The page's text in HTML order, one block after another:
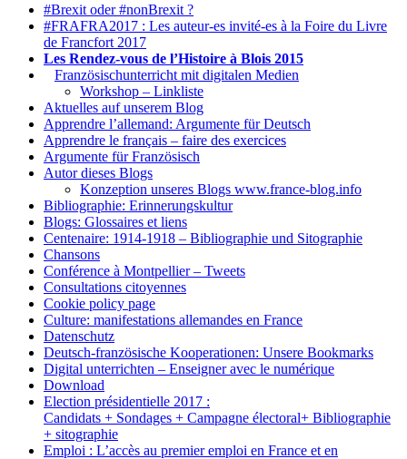
#Brexit oder #nonBrexit ?
#FRAFRA2017 : Les auteur-es invité-es à la Foire du Livre
de Francfort 2017
Les Rendez-vous de l’Histoire à Blois 2015
Französischunterricht mit digitalen Medien
Workshop – Linkliste
Aktuelles auf unserem Blog
Apprendre l’allemand: Argumente für Deutsch
Apprendre le français – faire des exercices
Argumente für Französisch
Autor dieses Blogs
Konzeption unseres Blogs www.france-blog.info
Bibliographie: Erinnerungskultur
Blogs: Glossaires et liens
Centenaire: 1914-1918 – Bibliographie und Sitographie
Chansons
Conférence à Montpellier – Tweets
Consultations citoyennes
Cookie policy page
Culture: manifestations allemandes en France
Datenschutz
Deutsch-französische Kooperationen: Unsere Bookmarks
Digital unterrichten – Enseigner avec le numérique
Download
Election présidentielle 2017 :
Candidats + Sondages + Campagne électoral+ Bibliographie
+ sitographie
Emploi : L’accès au premier emploi en France et en